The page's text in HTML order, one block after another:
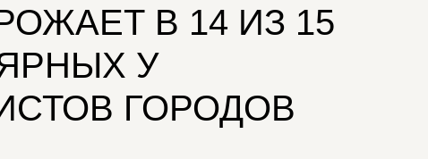
В 14 ИЗ 15
У
ГОРОДОВ